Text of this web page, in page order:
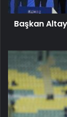
Başkan